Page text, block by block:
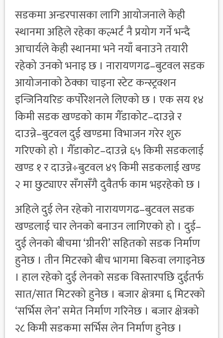
सडकमा अन्डरपासका लागि आयोजनाले केही
स्थानमा अहिले रहेका कल्भर्ट नै प्रयोग गर्ने भन्दै
आचार्यले केही स्थानमा भने नयाँ बनाउने तयारी
रहेको उनको भनाइ छ । नारायणगढ–बुटवल सडक
आयोजनाको ठेक्का चाइना स्टेट कन्स्ट्रक्शन
इन्जिनियरिङ कर्पोरेशनले लिएको छ । एक सय १४
किमी सडक खण्डको काम गैँडाकोट–दाउन्ने र
दाउन्ने–बुटवल दुई खण्डमा विभाजन गरेर शुरु
गरिएको हो । गैँडाकोट–दाउन्ने ६५ किमी सडकलाई
खण्ड १ र दाउन्ने÷बुटवल ४९ किमी सडकलाई खण्ड
२ मा छुट्याएर सँगसँगै दुवैतर्फ काम भइरहेको छ ।
अहिले दुई लेन रहेको नारायणगढ–बुटवल सडक
खण्डलाई चार लेनको बनाउन लागिएको हो । दुई–
दुई लेनको बीचमा ‘ग्रीनरी’ सहितको सडक निर्माण
हुनेछ । तीन मिटरको बीच भागमा बिरुवा लगाइनेछ
। हाल रहेको दुई लेनको सडक विस्तारपछि दुईतर्फ
सात/सात मिटरको हुनेछ । बजार क्षेत्रमा ६ मिटरको
‘सर्भिस लेन’ समेत निर्माण गरिनेछ । बजार क्षेत्रको
२८ किमी सडकमा सर्भिस लेन निर्माण हुनेछ ।